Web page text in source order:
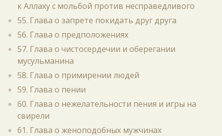
к Аллаху с мольбой против несправедливого
55. Глава о запрете покидать друг друга
56. Глава о предположениях
57. Глава о чистосердечии и оберегании
мусульманина
58. Глава о примирении людей
59. Глава о пении
60. Глава о нежелательности пения и игры на
свирели
61. Глава о женоподобных мужчинах